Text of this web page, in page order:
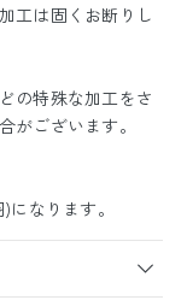
工は固くお断りし
の特殊な加工をさ
がございます。
なります。